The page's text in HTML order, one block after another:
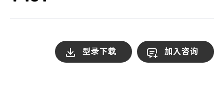
型录下载 加入咨询